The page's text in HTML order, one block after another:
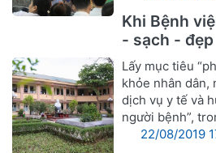
Khi Bệnh
- sạch - đẹp
Lấy mục tiêu
khỏe nhân dân,
dịch vụ y tế và
người bệnh”,
22/08/2019